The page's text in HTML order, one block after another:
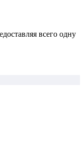
всего одну